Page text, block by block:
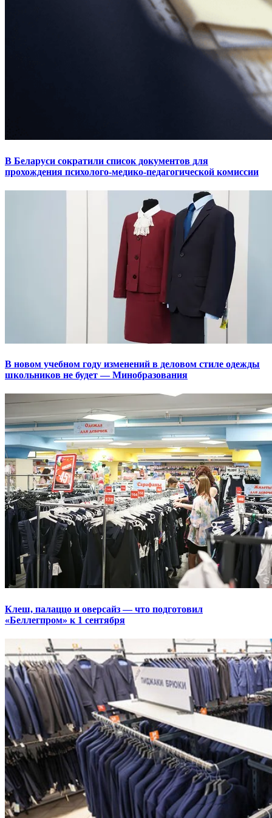
В Беларуси сократили список документов для
прохождения психолого-медико-педагогической комиссии
В новом учебном году изменений в деловом стиле одежды
школьников не будет — Минобразования
Клеш, палаццо и оверсайз — что подготовил
«Беллегпром» к 1 сентября